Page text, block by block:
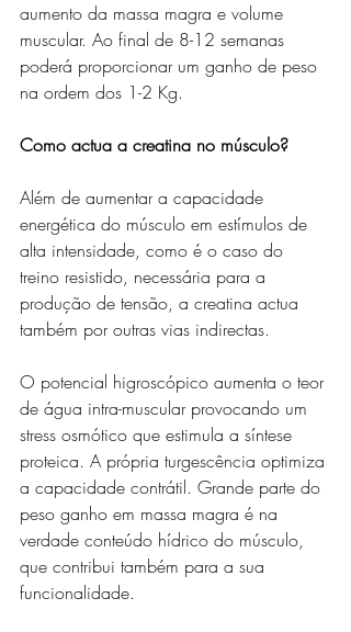
aumento da massa magra e volume
muscular. Ao final de 8-12 semanas
poderá proporcionar um ganho de peso
na ordem dos 1-2 Kg.
Como actua a creatina no músculo?
Além de aumentar a capacidade
energética do músculo em estímulos de
alta intensidade, como é o caso do
treino resistido, necessária para a
produção de tensão, a creatina actua
também por outras vias indirectas.
O potencial higroscópico aumenta o teor
de água intra-muscular provocando um
stress osmótico que estimula a síntese
proteica. A própria turgescência optimiza
a capacidade contrátil. Grande parte do
peso ganho em massa magra é na
verdade conteúdo hídrico do músculo,
que contribui também para a sua
funcionalidade.